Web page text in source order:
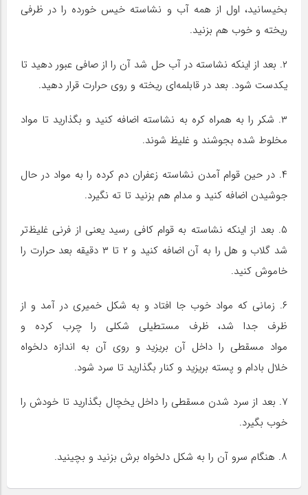
بخیسانید، اول از همه آب و نشاسته خیس خورده را در ظرفی
ریخته و خوب هم بزنید.
۲. بعد از اینکه نشاسته در آب حل شد آن را از صافی عبور دهید تا
یکدست شود. بعد در قابلمه‌ای ریخته و روی حرارت قرار دهید.
۳. شکر را به همراه کره به نشاسته اضافه کنید و بگذارید تا مواد
مخلوط شده بجوشند و غلیظ شوند.
۴. در حین قوام آمدن نشاسته زعفران دم کرده را به مواد در حال
جوشیدن اضافه کنید و مدام هم بزنید تا ته نگیرد.
۵. بعد از اینکه نشاسته به قوام کافی رسید یعنی از فرنی غلیظ‌تر
شد گلاب و هل را به آن اضافه کنید و ۲ تا ۳ دقیقه بعد حرارت را
خاموش کنید.
۶. زمانی که مواد خوب جا افتاد و به شکل خمیری در آمد و از
ظرف جدا شد، ظرف مستطیلی شکلی را چرب کرده و
مواد مسقطی را داخل آن بریزید و روی آن به اندازه دلخواه
خلال بادام و پسته بریزید و کنار بگذارید تا سرد شود.
۷. بعد از سرد شدن مسقطی را داخل یخچال بگذارید تا خودش را
خوب بگیرد.
۸. هنگام سرو آن را به شکل دلخواه برش بزنید و بچینید.